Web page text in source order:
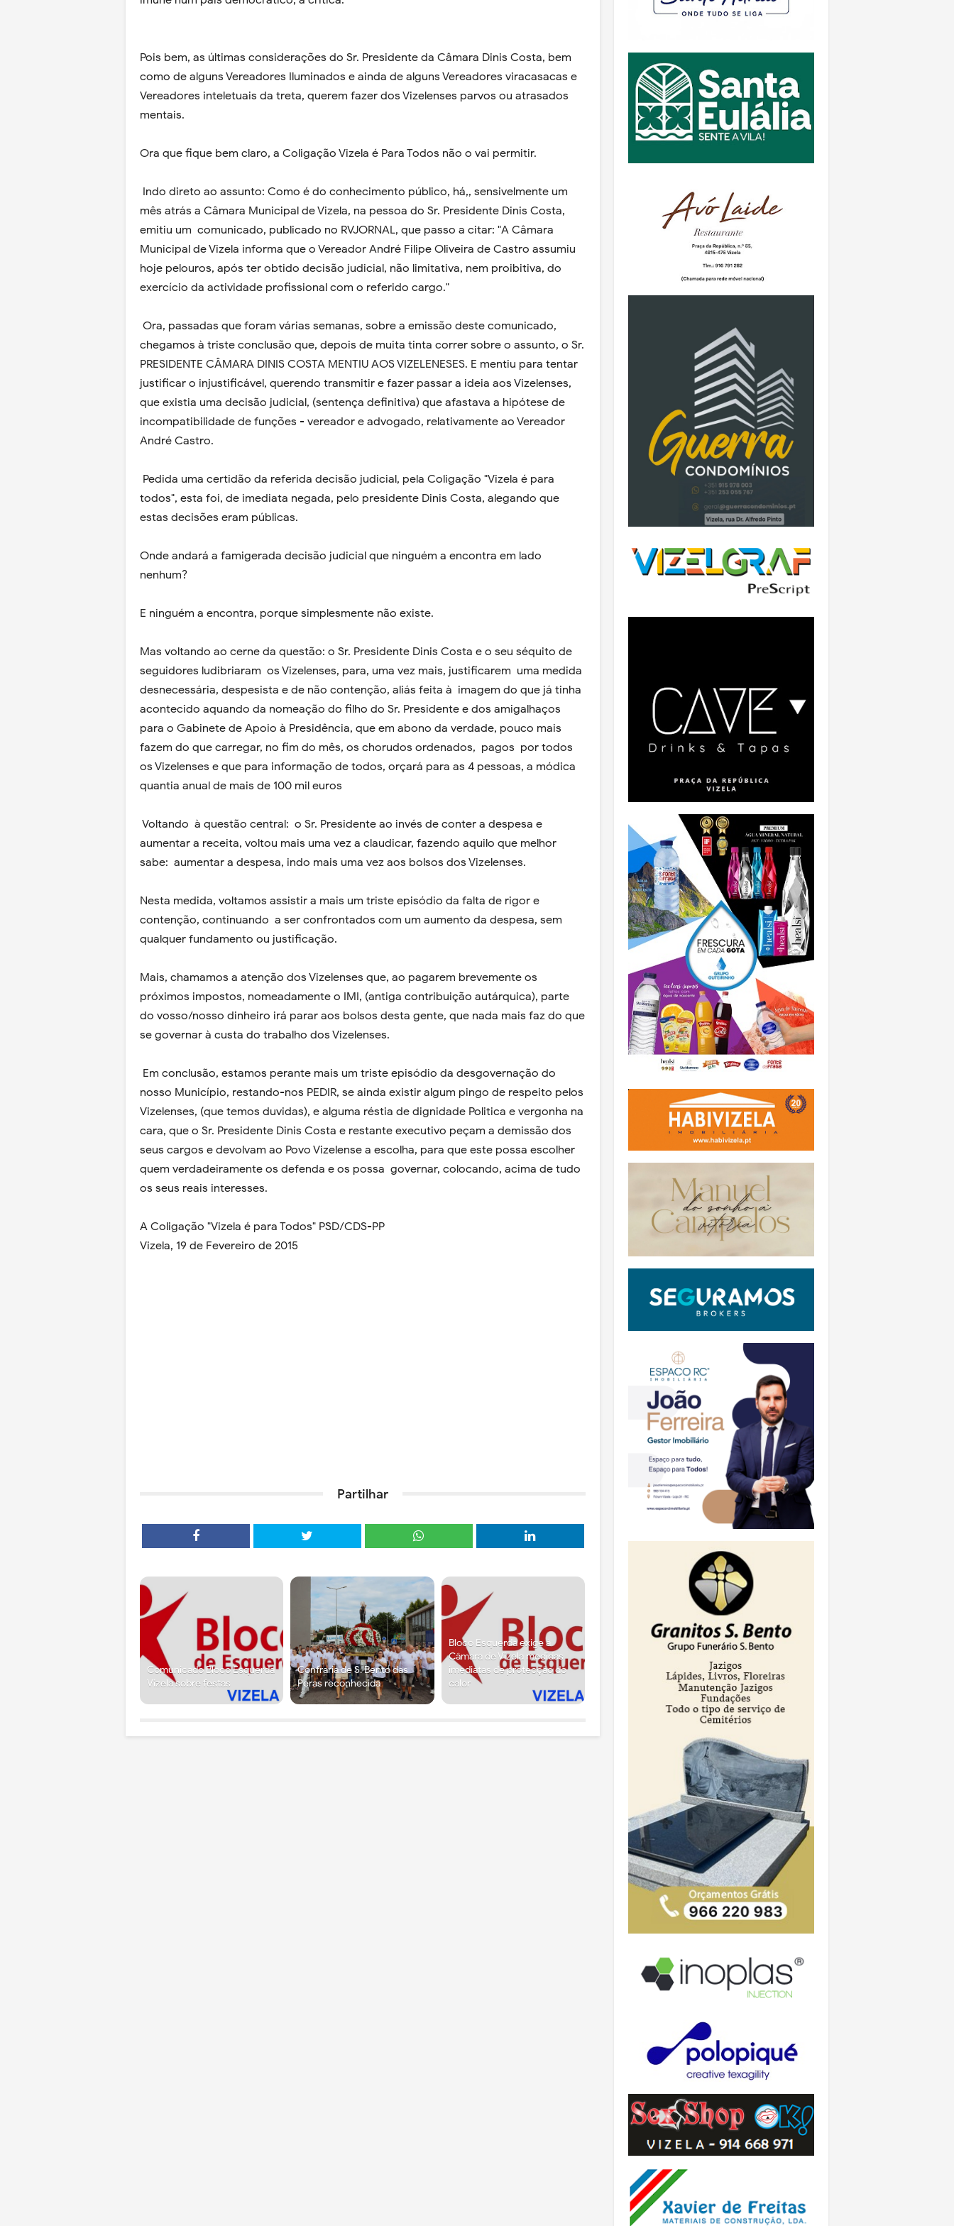
Pois bem, as últimas considerações do Sr. Presidente da Câmara Dinis Costa, bem
como de alguns Vereadores Iluminados e ainda de alguns Vereadores viracasacas e
Vereadores inteletuais da treta, querem fazer dos Vizelenses parvos ou atrasados
mentais.
Ora que fique bem claro, a Coligação Vizela é Para Todos não o vai permitir.
Indo direto ao assunto: Como é do conhecimento público, há,, sensivelmente um
mês atrás a Câmara Municipal de Vizela, na pessoa do Sr. Presidente Dinis Costa,
emitiu um comunicado, publicado no RVJORNAL, que passo a citar: "A Câmara
Municipal de Vizela informa que o Vereador André Filipe Oliveira de Castro assumiu
hoje pelouros, após ter obtido decisão judicial, não limitativa, nem proibitiva, do
exercício da actividade profissional com o referido cargo."
Ora, passadas que foram várias semanas, sobre a emissão deste comunicado,
chegamos à triste conclusão que, depois de muita tinta correr sobre o assunto, o Sr.
PRESIDENTE CÂMARA DINIS COSTA MENTIU AOS VIZELENESES. E mentiu para tentar
justificar o injustificável, querendo transmitir e fazer passar a ideia aos Vizelenses,
que existia uma decisão judicial, (sentença definitiva) que afastava a hipótese de
incompatibilidade de funções - vereador e advogado, relativamente ao Vereador
André Castro.
Pedida uma certidão da referida decisão judicial, pela Coligação "Vizela é para
todos", esta foi, de imediata negada, pelo presidente Dinis Costa, alegando que
estas decisões eram públicas.
Onde andará a famigerada decisão judicial que ninguém a encontra em lado
nenhum?
E ninguém a encontra, porque simplesmente não existe.
Mas voltando ao cerne da questão: o Sr. Presidente Dinis Costa e o seu séquito de
seguidores ludibriaram os Vizelenses, para, uma vez mais, justificarem uma medida
desnecessária, despesista e de não contenção, aliás feita à imagem do que já tinha
acontecido aquando da nomeação do filho do Sr. Presidente e dos amigalhaços
para o Gabinete de Apoio à Presidência, que em abono da verdade, pouco mais
fazem do que carregar, no fim do mês, os chorudos ordenados, pagos por todos
os Vizelenses e que para informação de todos, orçará para as 4 pessoas, a módica
quantia anual de mais de 100 mil euros
Voltando à questão central: o Sr. Presidente ao invés de conter a despesa e
aumentar a receita, voltou mais uma vez a claudicar, fazendo aquilo que melhor
sabe: aumentar a despesa, indo mais uma vez aos bolsos dos Vizelenses.
Nesta medida, voltamos assistir a mais um triste episódio da falta de rigor e
contenção, continuando a ser confrontados com um aumento da despesa, sem
qualquer fundamento ou justificação.
Mais, chamamos a atenção dos Vizelenses que, ao pagarem brevemente os
próximos impostos, nomeadamente o IMI, (antiga contribuição autárquica), parte
do vosso/nosso dinheiro irá parar aos bolsos desta gente, que nada mais faz do que
se governar à custa do trabalho dos Vizelenses.
Em conclusão, estamos perante mais um triste episódio da desgovernação do
nosso Município, restando-nos PEDIR, se ainda existir algum pingo de respeito pelos
Vizelenses, (que temos duvidas), e alguma réstia de dignidade Politica e vergonha na
cara, que o Sr. Presidente Dinis Costa e restante executivo peçam a demissão dos
seus cargos e devolvam ao Povo Vizelense a escolha, para que este possa escolher
quem verdadeiramente os defenda e os possa governar, colocando, acima de tudo
os seus reais interesses.
A Coligação "Vizela é para Todos" PSD/CDS-PP
Vizela, 19 de Fevereiro de 2015
Partilhar
Comunicado Bloco Esquerda
Vizela sobre festas
Confraria de S. Bento das
Peras reconhecida
Bloco Esquerda exige à
Câmara de Vizela medidas
imediatas de protecção do
calor